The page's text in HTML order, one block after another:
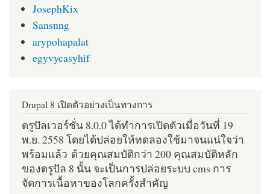
JosephKix
Sansnng
arypohapalat
egyvycasyhif
Drupal 8 เปิดตัวอย่างเป็นทางการ
ดรูปัลเวอร์ชั่น 8.0.0 ได้ทำการเปิดตัวเมื่อวันที่ 19
พ.ย. 2558 โดยได้ปล่อยให้ทดลองใช้มาจนแน่ใจว่า
พร้อมแล้ว ด้วยคุณสมบัติกว่า 200 คุณสมบัติหลัก
ของดรูปัล 8 นั้น จะเป็นการปล่อยระบบ cms การ
จัดการเนื้อหาของโลกครั้งสำคัญ